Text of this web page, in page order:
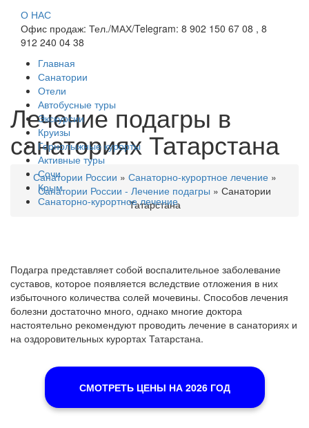
О НАС
Офис продаж: Тел./МАХ/Telegram: 8 902 150 67 08 , 8
912 240 04 38
Главная
Санатории
Отели
Автобусные туры
Экскурсии
Круизы
Горнолыжные курорты
Активные туры
Сочи
Крым
Санаторно-курортное лечение
Лечение подагры в
санаториях Татарстана
Санатории России » Санаторно-курортное лечение»
Санатории России - Лечение подагры » Санатории
Татарстана
Подагра представляет собой воспалительное заболевание
суставов, которое появляется вследствие отложения в них
избыточного количества солей мочевины. Способов лечения
болезни достаточно много, однако многие доктора
настоятельно рекомендуют проводить лечение в санаториях и
на оздоровительных курортах Татарстана.
СМОТРЕТЬ ЦЕНЫ НА 2026 ГОД